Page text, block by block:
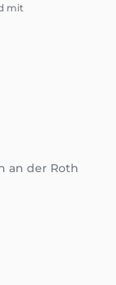
mit
an der Roth